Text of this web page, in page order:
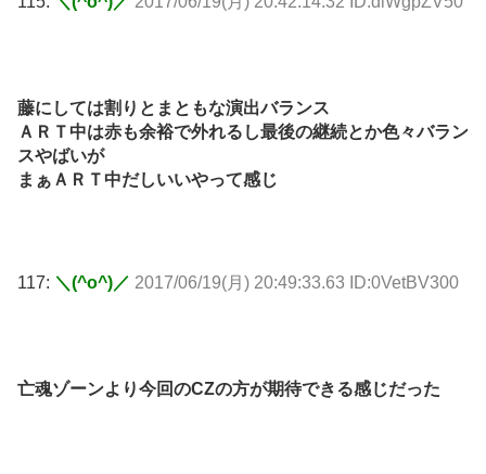
藤にしては割りとまともな演出バランス
ＡＲＴ中は赤も余裕で外れるし最後の継続とか色々バラン
スやばいが
まぁＡＲＴ中だしいいやって感じ
117: ＼(^o^)／ 2017/06/19(月) 20:49:33.63 ID:0VetBV300
亡魂ゾーンより今回のCZの方が期待できる感じだった